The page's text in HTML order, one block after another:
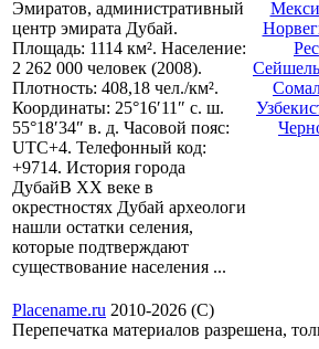
Эмиратов, административный
центр эмирата Дубай.
Площадь: 1114 км². Население:
2 262 000 человек (2008).
Плотность: 408,18 чел./км².
Координаты: 25°16′11″ с. ш.
55°18′34″ в. д. Часовой пояс:
UTC+4. Телефонный код:
+9714. История города
ДубайВ ХХ веке в
окрестностях Дубай археологи
нашли остатки селения,
которые подтверждают
существование населения ...
Placename.ru 2010-2026 (С)
Перепечатка материалов разрешена,